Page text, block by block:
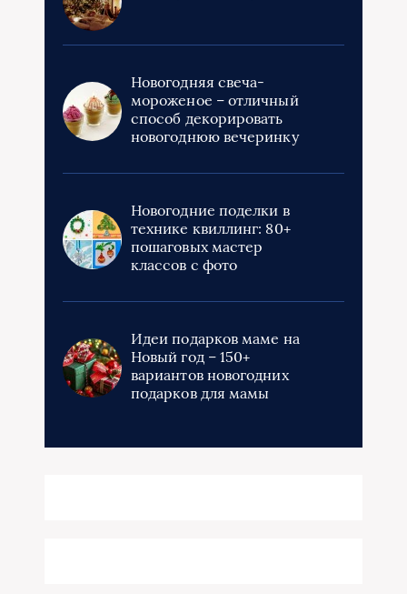
Новогодняя свеча-
мороженое – отличный
способ декорировать
новогоднюю вечеринку
Новогодние поделки в
технике квиллинг: 80+
пошаговых мастер
классов с фото
Идеи подарков маме на
Новый год – 150+
вариантов новогодних
подарков для мамы